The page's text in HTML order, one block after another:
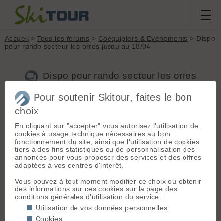
Accueil >Tous les forums > Coéquipiers & Evenements > Dispo
pour rando secteur les orres jusqu'au 18/04
Dispo pour rando secteur les orres
J
jean-paul[7posts] - Le 06/04/2010 09:44
Bonjour,
Je suis dispo pour rando dans le secteur des orres, crevoux,
Je me remets d'un accident de moto, donc je ne prendrai pas
de risque cette année. Rando tranquille, je monte à 300/400
m à l'heure et pour la descente, je me débrouille jusqu'à 3 de
difficulté.
Pour soutenir Skitour, faites le bon
choix
En cliquant sur "accepter" vous autorisez l'utilisation de
cookies à usage technique nécessaires au bon
fonctionnement du site, ainsi que l'utilisation de cookies
tiers à des fins statistiques ou de personnalisation des
annonces pour vous proposer des services et des offres
adaptées à vos centres d'interêt.
Vous pouvez à tout moment modifier ce choix ou obtenir
des informations sur ces cookies sur la page des
conditions générales d'utilisation du service :
Utilisation de vos données personnelles
Cookies